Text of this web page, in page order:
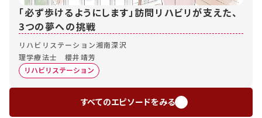
「必ず歩けるようにします」訪問リハビリが支えた、
3つの夢への挑戦
リハビリステーション湘南深沢
理学療法士 櫻井靖芳
リハビリステーション
すべてのエピソードをみる